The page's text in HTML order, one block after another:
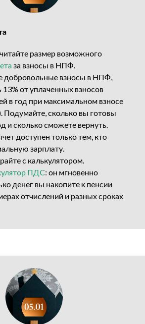
размер возможного
за взносы в НПФ.
добровольные взносы в НПФ,
от уплаченных взносов
в год при максимальном взносе
Подумайте, сколько вы готовы
и сколько сможете вернуть.
доступен только тем, кто
зарплату.
с калькулятором.
ПДС: он мгновенно
денег вы накопите к пенсии
отчислений и разных сроках